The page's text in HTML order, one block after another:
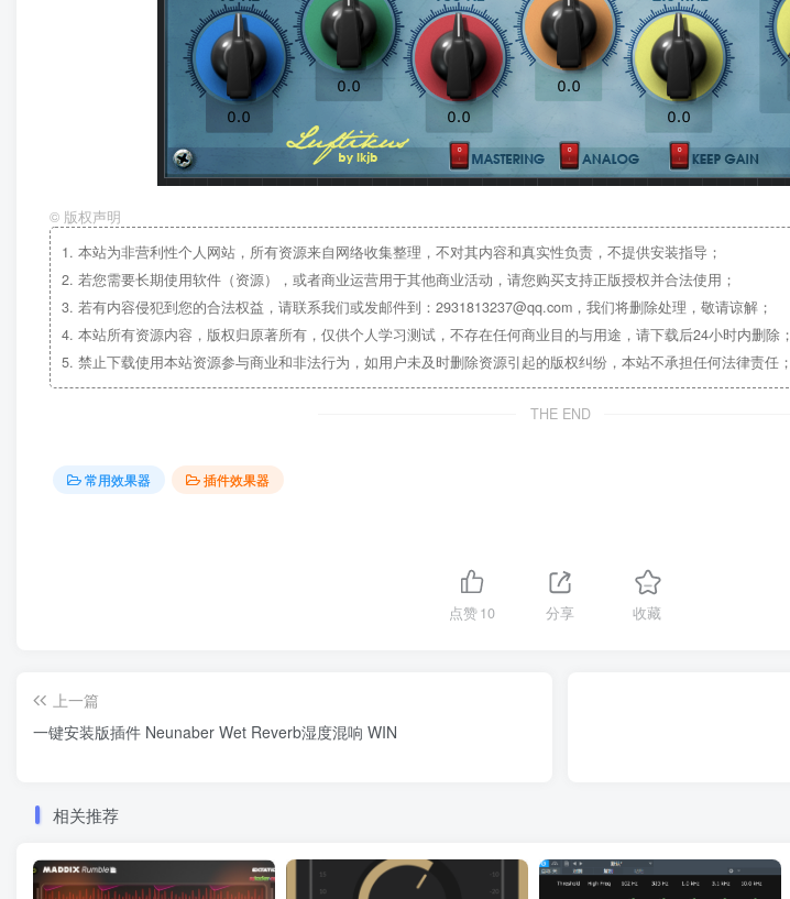
© 版权声明
1. 本站为非营利性个人网站，所有资源来自网络收集整理，不对其内容和真实性负责，不提供安装指导；
2. 若您需要长期使用软件（资源），或者商业运营用于其他商业活动，请您购买支持正版授权并合法使用；
3. 若有内容侵犯到您的合法权益，请联系我们或发邮件到：2931813237@qq.com，我们将删除处理，敬请谅解；
4. 本站所有资源内容，版权归原著所有，仅供个人学习测试，不存在任何商业目的与用途，请下载后24小时内删除；
5. 禁止下载使用本站资源参与商业和非法行为，如用户未及时删除资源引起的版权纠纷，本站不承担任何法律责任；
THE END
常用效果器 插件效果器
点赞10 分享 收藏
上一篇
一键安装版插件 Neunaber Wet Reverb湿度混响 WIN
相关推荐